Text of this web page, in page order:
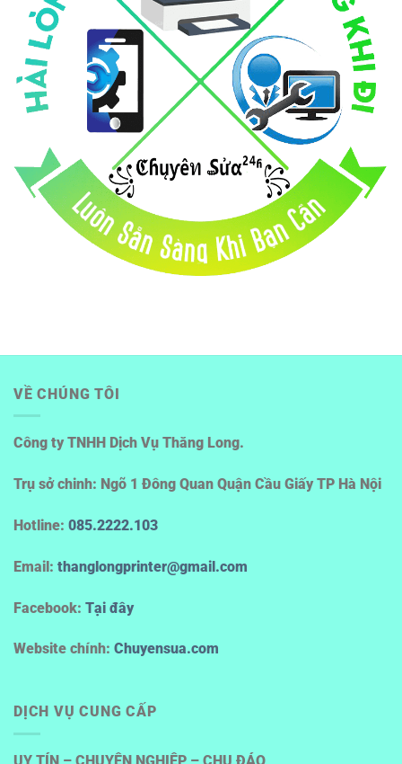
VỀ CHÚNG TÔI
Công ty TNHH Dịch Vụ Thăng Long.
Trụ sở chinh: Ngõ 1 Đông Quan Quận Cầu Giấy TP Hà Nội
Hotline: 085.2222.103
Email: thanglongprinter@gmail.com
Facebook: Tại đây
Website chính: Chuyensua.com
DỊCH VỤ CUNG CẤP